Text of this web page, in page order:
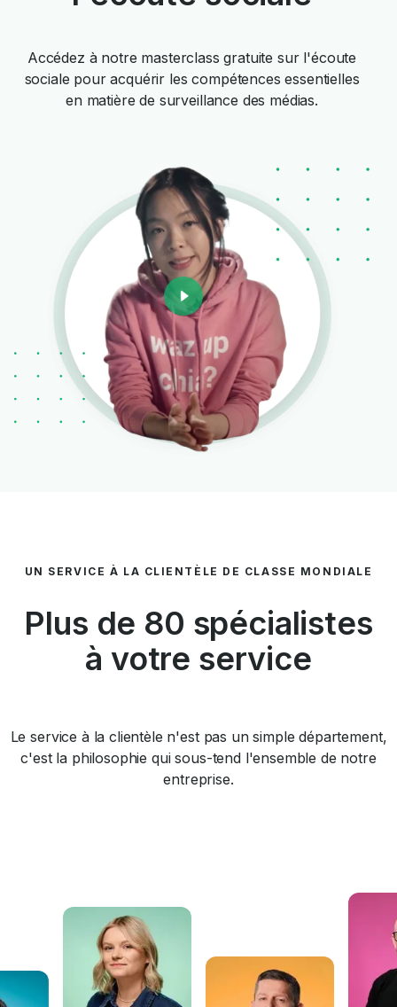
Accédez à notre masterclass gratuite sur l'écoute
sociale pour acquérir les compétences essentielles
en matière de surveillance des médias.
UN SERVICE À LA CLIENTÈLE DE CLASSE MONDIALE
Plus de 80 spécialistes
à votre service
Le service à la clientèle n'est pas un simple département,
c'est la philosophie qui sous-tend l'ensemble de notre
entreprise.